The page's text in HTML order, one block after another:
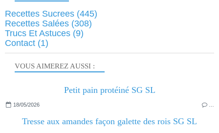
VOUS AIMEREZ AUSSI :
Petit pain protéiné SG SL
18/05/2026
Tresse aux amandes façon galette des rois SG SL
Recettes Sucrees (445)
Recettes Salées (308)
Trucs Et Astuces (9)
Contact (1)